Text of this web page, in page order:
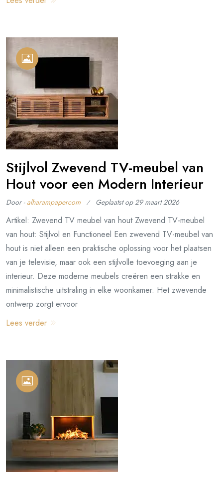
Stijlvol Zwevend TV-meubel van
Hout voor een Modern Interieur
Door - alharampapercom Geplaatst op29 maart 2026
Artikel: Zwevend TV meubel van hout Zwevend TV-meubel
van hout: Stijlvol en Functioneel Een zwevend TV-meubel van
hout is niet alleen een praktische oplossing voor het plaatsen
van je televisie, maar ook een stijlvolle toevoeging aan je
interieur. Deze moderne meubels creëren een strakke en
minimalistische uitstraling in elke woonkamer. Het zwevende
ontwerp zorgt ervoor
Lees verder